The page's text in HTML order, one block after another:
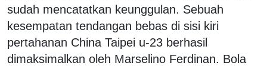
sudah mencatatkan keunggulan. Sebuah
kesempatan tendangan bebas di sisi kiri
pertahanan China Taipei u-23 berhasil
dimaksimalkan oleh Marselino Ferdinan. Bola